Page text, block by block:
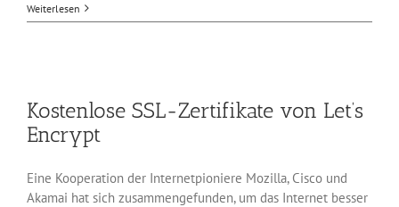
noch
Weiterlesen
Kostenlose SSL-Zertifikate von Let’s
Encrypt
Eine Kooperation der Internetpioniere Mozilla, Cisco und
Akamai hat sich zusammengefunden, um das Internet besser